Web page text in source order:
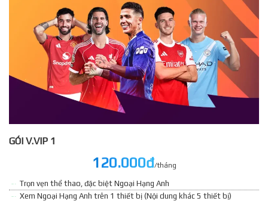
GÓI V.VIP 1
120.000đ/tháng
Trọn vẹn thể thao, đặc biệt Ngoại Hạng Anh
Xem Ngoại Hạng Anh trên 1 thiết bị (Nội dung khác 5 thiết bị)